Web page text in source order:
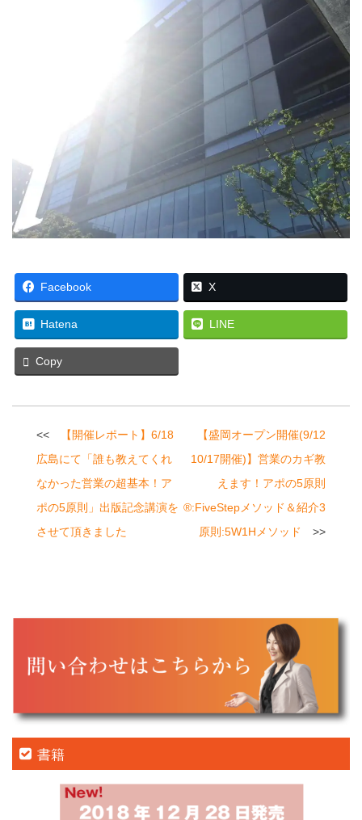
Facebook X
Hatena LINE
Copy
投
稿
ナ
ビ
ゲ
ョ
【開催レポート】6/18
広島にて「誰も教えてくれ
なかった営業の超基本！ア
ポの5原則」出版記念講演を
させて頂きました
【盛岡オープン開催(9/12
10/17開催)】営業のカギ教
えます！アポの5原則
®:FiveStepメソッド＆紹介3
原則:5W1Hメソッド
書籍